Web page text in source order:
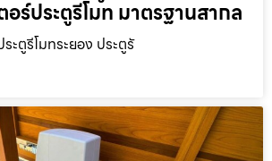
ร์ประตูรีโมท มาตรฐานสากล
ะตูรีโมทระยอง ประตูรั